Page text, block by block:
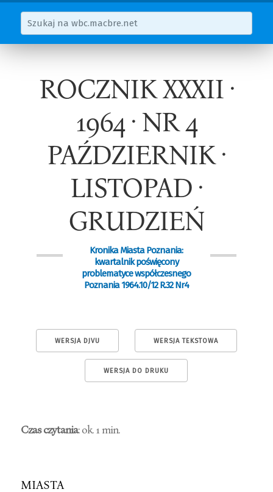
ROCZNIK XXXII ·
1964 · NR 4
PAŹDZIERNIK ·
LISTOPAD ·
GRUDZIEŃ
Kronika Miasta Poznania:
kwartalnik poświęcony
problematyce współczesnego
Poznania 1964.10/12 R.32 Nr4
WERSJA DJVU WERSJA TEKSTOWA
WERSJA DO DRUKU
Czas czytania: ok. 1 min.
MIASTA